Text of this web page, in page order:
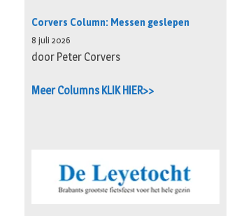
Corvers Column: Messen geslepen
8 juli 2026
door Peter Corvers
Meer Columns KLIK HIER>>